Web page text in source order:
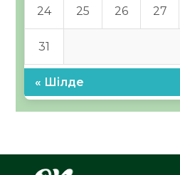
24 25 26 27
31
« Шілде